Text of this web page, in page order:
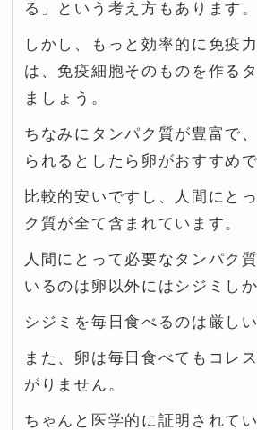
る」という考え方もあります。
しかし、もっと効率的に免疫
は、免疫細胞そのものを作る
ましょう。
ちなみにタンパク質が豊富で
られるとしたら卵がおすすめで
比較的安いですし、人間にと
ク質が全て含まれています。
人間にとって必要なタンパク
いるのは卵以外にはシジミし
シジミを毎日食べるのは厳し
また、卵は毎日食べてもコレ
がりません。
ちゃんと医学的に証明されて